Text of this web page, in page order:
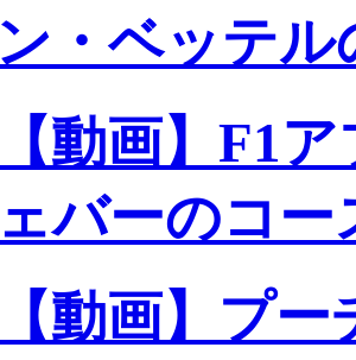
ン・ベッテ
【動画】F1
ェバーのコ
【動画】プ